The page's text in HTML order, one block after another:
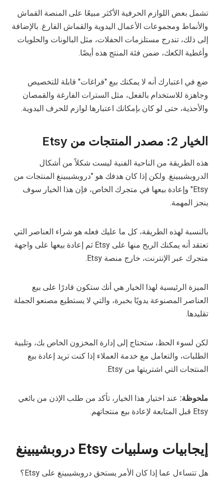
تشمل بعض اللوازم الحرفية الأكثر مبيعًا على المنصة القماش
والأنماط ومجموعات الأعمال اليدوية والقماش الفارغ. بالإضافة
إلى ذلك، تندرج مستلزمات الحفلات، مثل البالونات والحلويات
وأغطية الكعك، ضمن فئة المنتج هذه أيضًا.
ضع في اعتبارك أنه لا يمكنك بيع "فراغات" قابلة للتخصيص
وجاهزة للاستخدام بالفعل، مثل السترات الفارغة والقمصان
والأحذية، حتى لو كان بإمكانك اعتبارها لوازم للحرف اليدوية.
الخيار 2: مصدر المنتجات من Etsy
هذه الطريقة من الناحية الفنية ليست شكلاً من أشكال
الدروبشيبينغ. ولكن إذا كان هدفك هو "دروبشيبينغ المنتجات من
Etsy" وإعادة بيعها في متجرك الخاص، فإن هذا الخيار سوف
ينجز المهمة.
بالنسبة لهذه الطريقة، كل ما عليك فعله هو شراء العناصر التي
تعتقد أنه يمكنك الربح منها على Etsy ثم إعادة بيعها على واجهة
متجرك عبر الإنترنت، خارج منصة Etsy.
الميزة الرئيسية لهذا الخيار هي أنك ستكون قادرًا على بيع
العناصر المصنوعة يدويًا بخبرة، والتي لا يستطيع مصنعو الجملة
تقليدها.
لكن لسوء الحظ، ستحتاج إلى إدارة المخزون الخاص بك، وتلبية
الطلبات، والتعامل مع خدمة العملاء إذا كنت تريد إعادة بيع
المنتجات التي اشتريتها من Etsy.
ملحوظة: عند اختيار هذا الخيار، تأكد من طلب الإذن من بائعي
Etsy قبل المتابعة لإعادة بيع منتجاتهم.
إيجابيات وسلبيات Etsy دروبشيبينغ
هل تتساءل عما إذا كان الأمر يستحق دروبشيبينغ على Etsy؟